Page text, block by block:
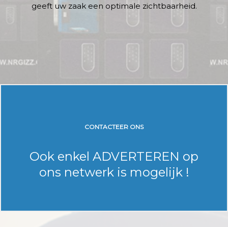
geeft uw zaak een optimale zichtbaarheid.
CONTACTEER ONS
Ook enkel ADVERTEREN op
ons netwerk is mogelijk !